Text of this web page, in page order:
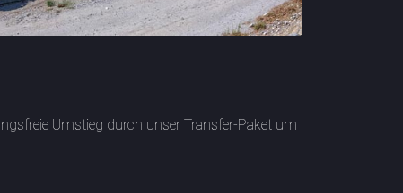
Umstieg durch unser Transfer-Paket um